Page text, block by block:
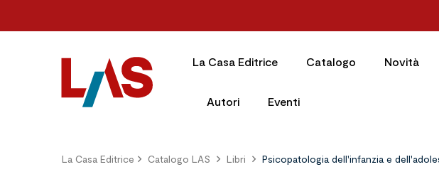
La Casa Editrice Catalogo Novità
Autori Eventi
La Casa Editrice Catalogo LAS Libri Psicopatologia dell'infanzia e